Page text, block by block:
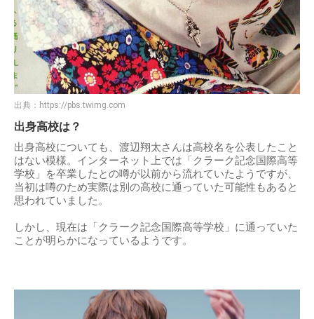
出典： https://pbs.twimg.com
出身高校は？
出身高校についても、渡辺翔太さんは高校名を公表したこと
はない模様。インターネット上では「クラーク記念国際高等
学校」を卒業したとの噂が以前から流れていたようですが、
当初は噂のため実際は別の高校に通っていた可能性もあると
思われていました。
しかし、現在は「クラーク記念国際高等学校」に通っていた
ことが明らかになっているようです。